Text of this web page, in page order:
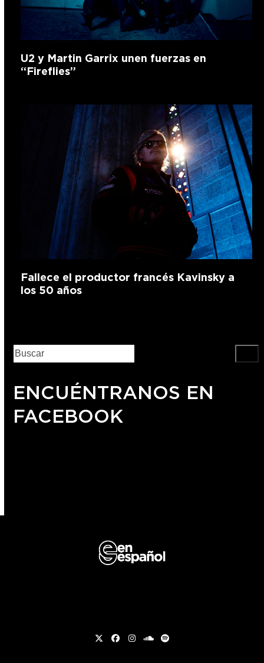
U2 y Martin Garrix unen fuerzas en
“Fireflies”
Fallece el productor francés Kavinsky a
los 50 años
ENCUÉNTRANOS EN
FACEBOOK
TwitterFacebook
Instagram
soundcloud
Spotify